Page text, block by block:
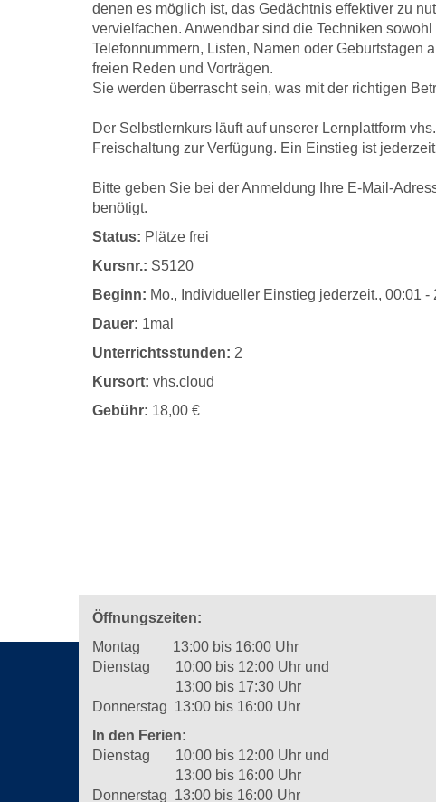
denen es möglich ist, das Gedächtnis effektiver zu
vervielfachen. Anwendbar sind die Techniken
Telefonnummern, Listen, Namen oder Geburtstagen
freien Reden und Vorträgen.
Sie werden überrascht sein, was mit der richtigen
Der Selbstlernkurs läuft auf unserer Lernplattform
Freischaltung zur Verfügung. Ein Einstieg ist
Bitte geben Sie bei der Anmeldung Ihre E-Mail-
benötigt.
Status: Plätze frei
Kursnr.: S5120
Beginn: Mo., Individueller Einstieg jederzeit., 00:01 -
Dauer: 1mal
Unterrichtsstunden: 2
Kursort: vhs.cloud
Gebühr: 18,00 €
Öffnungszeiten:
Montag 13:00 bis 16:00 Uhr
Dienstag 10:00 bis 12:00 Uhr und
13:00 bis 17:30 Uhr
Donnerstag 13:00 bis 16:00 Uhr
In den Ferien:
Dienstag 10:00 bis 12:00 Uhr und
13:00 bis 16:00 Uhr
Donnerstag 13:00 bis 16:00 Uhr